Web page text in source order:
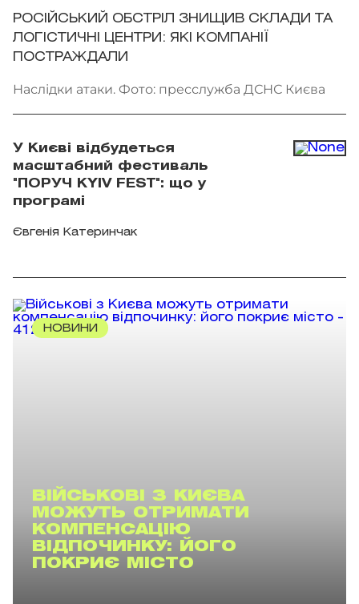
РОСІЙСЬКИЙ ОБСТРІЛ ЗНИЩИВ СКЛАДИ ТА
ЛОГІСТИЧНІ ЦЕНТРИ: ЯКІ КОМПАНІЇ
ПОСТРАЖДАЛИ
Наслідки атаки. Фото: пресслужба ДСНС Києва
У Києві відбудеться
масштабний фестиваль
"ПОРУЧ KYIV FEST": що у
програмі
Євгенія Катеринчак
НОВИНИ
ВІЙСЬКОВІ З КИЄВА
МОЖУТЬ ОТРИМАТИ
КОМПЕНСАЦІЮ
ВІДПОЧИНКУ: ЙОГО
ПОКРИЄ МІСТО